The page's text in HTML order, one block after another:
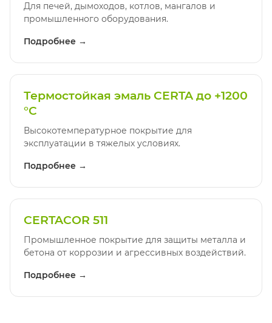
Для печей, дымоходов, котлов, мангалов и
промышленного оборудования.
Подробнее →
Термостойкая эмаль CERTA до +1200
°C
Высокотемпературное покрытие для
эксплуатации в тяжелых условиях.
Подробнее →
CERTACOR 511
Промышленное покрытие для защиты металла и
бетона от коррозии и агрессивных воздействий.
Подробнее →